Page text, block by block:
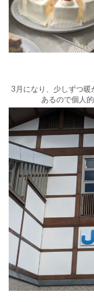
3月になり、少しずつ
あるので個人